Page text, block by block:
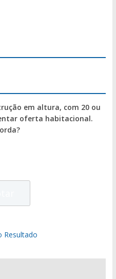
em altura, com 20 ou
oferta habitacional.
Resultado